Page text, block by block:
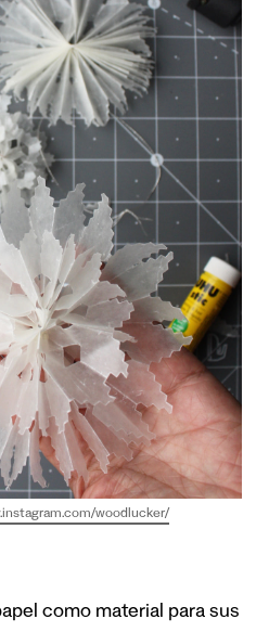
woodlucker/
como material para sus